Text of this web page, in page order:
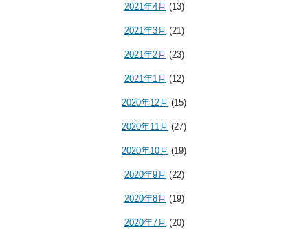
2021年4月 (13)
2021年3月 (21)
2021年2月 (23)
2021年1月 (12)
2020年12月 (15)
2020年11月 (27)
2020年10月 (19)
2020年9月 (22)
2020年8月 (19)
2020年7月 (20)